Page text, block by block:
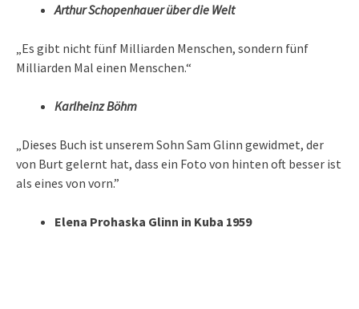
Arthur Schopenhauer über die Welt
„Es gibt nicht fünf Milliarden Menschen, sondern fünf
Milliarden Mal einen Menschen.“
Karlheinz Böhm
„Dieses Buch ist unserem Sohn Sam Glinn gewidmet, der
von Burt gelernt hat, dass ein Foto von hinten oft besser ist
als eines von vorn.”
Elena Prohaska Glinn in Kuba 1959